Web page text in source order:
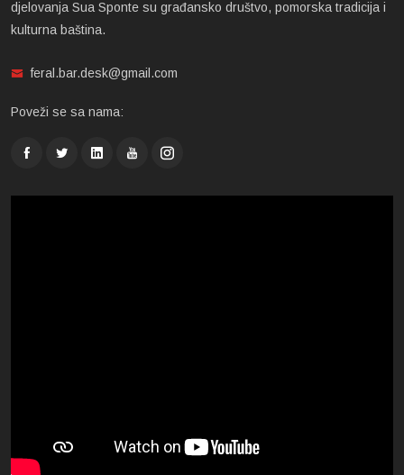
djelovanja Sua Sponte su građansko društvo, pomorska tradicija i
kulturna baština.
feral.bar.desk@gmail.com
Poveži se sa nama: